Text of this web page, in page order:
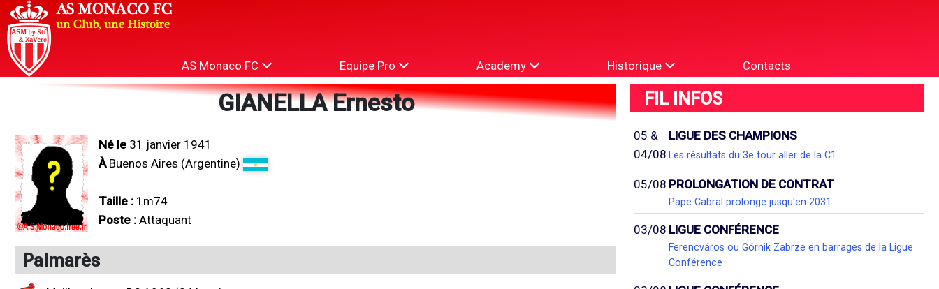
AS Monaco FC Equipe Pro Academy Historique Contacts
GIANELLA Ernesto
Né le 31 janvier 1941
ÀBuenos Aires (Argentine)
Taille : 1m74
Poste : Attaquant
Palmarès
FIL INFOS
05 &
04/08
LIGUE DES CHAMPIONS
Les résultats du 3e tour aller de la C1
05/08 PROLONGATION DE CONTRAT
Pape Cabral prolonge jusqu'en 2031
03/08 LIGUE CONFÉRENCE
Ferencváros ou Górnik Zabrze en barrages de la Ligue
Conférence